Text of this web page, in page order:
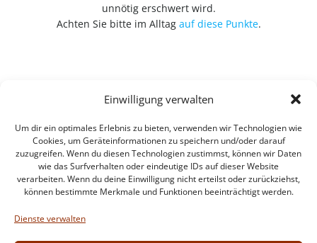
Einwilligung verwalten
Um dir ein optimales Erlebnis zu bieten, verwenden wir Technologien wie
Cookies, um Geräteinformationen zu speichern und/oder darauf
zuzugreifen. Wenn du diesen Technologien zustimmst, können wir Daten
wie das Surfverhalten oder eindeutige IDs auf dieser Website
verarbeiten. Wenn du deine Einwilligung nicht erteilst oder zurückziehst,
können bestimmte Merkmale und Funktionen beeinträchtigt werden.
Dienste verwalten
unnötig erschwert wird.
Achten Sie bitte im Alltag auf diese Punkte.